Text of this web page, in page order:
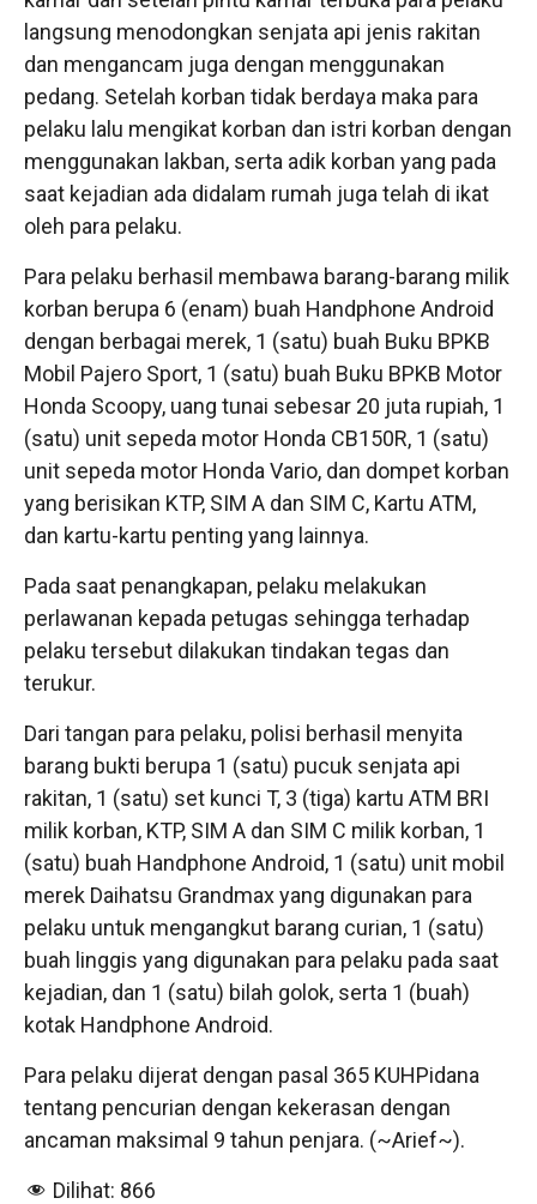
langsung menodongkan senjata api jenis rakitan
dan mengancam juga dengan menggunakan
pedang. Setelah korban tidak berdaya maka para
pelaku lalu mengikat korban dan istri korban dengan
menggunakan lakban, serta adik korban yang pada
saat kejadian ada didalam rumah juga telah di ikat
oleh para pelaku.
Para pelaku berhasil membawa barang-barang milik
korban berupa 6 (enam) buah Handphone Android
dengan berbagai merek, 1 (satu) buah Buku BPKB
Mobil Pajero Sport, 1 (satu) buah Buku BPKB Motor
Honda Scoopy, uang tunai sebesar 20 juta rupiah, 1
(satu) unit sepeda motor Honda CB150R, 1 (satu)
unit sepeda motor Honda Vario, dan dompet korban
yang berisikan KTP, SIM A dan SIM C, Kartu ATM,
dan kartu-kartu penting yang lainnya.
Pada saat penangkapan, pelaku melakukan
perlawanan kepada petugas sehingga terhadap
pelaku tersebut dilakukan tindakan tegas dan
terukur.
Dari tangan para pelaku, polisi berhasil menyita
barang bukti berupa 1 (satu) pucuk senjata api
rakitan, 1 (satu) set kunci T, 3 (tiga) kartu ATM BRI
milik korban, KTP, SIM A dan SIM C milik korban, 1
(satu) buah Handphone Android, 1 (satu) unit mobil
merek Daihatsu Grandmax yang digunakan para
pelaku untuk mengangkut barang curian, 1 (satu)
buah linggis yang digunakan para pelaku pada saat
kejadian, dan 1 (satu) bilah golok, serta 1 (buah)
kotak Handphone Android.
Para pelaku dijerat dengan pasal 365 KUHPidana
tentang pencurian dengan kekerasan dengan
ancaman maksimal 9 tahun penjara. (~Arief~).
Dilihat: 866